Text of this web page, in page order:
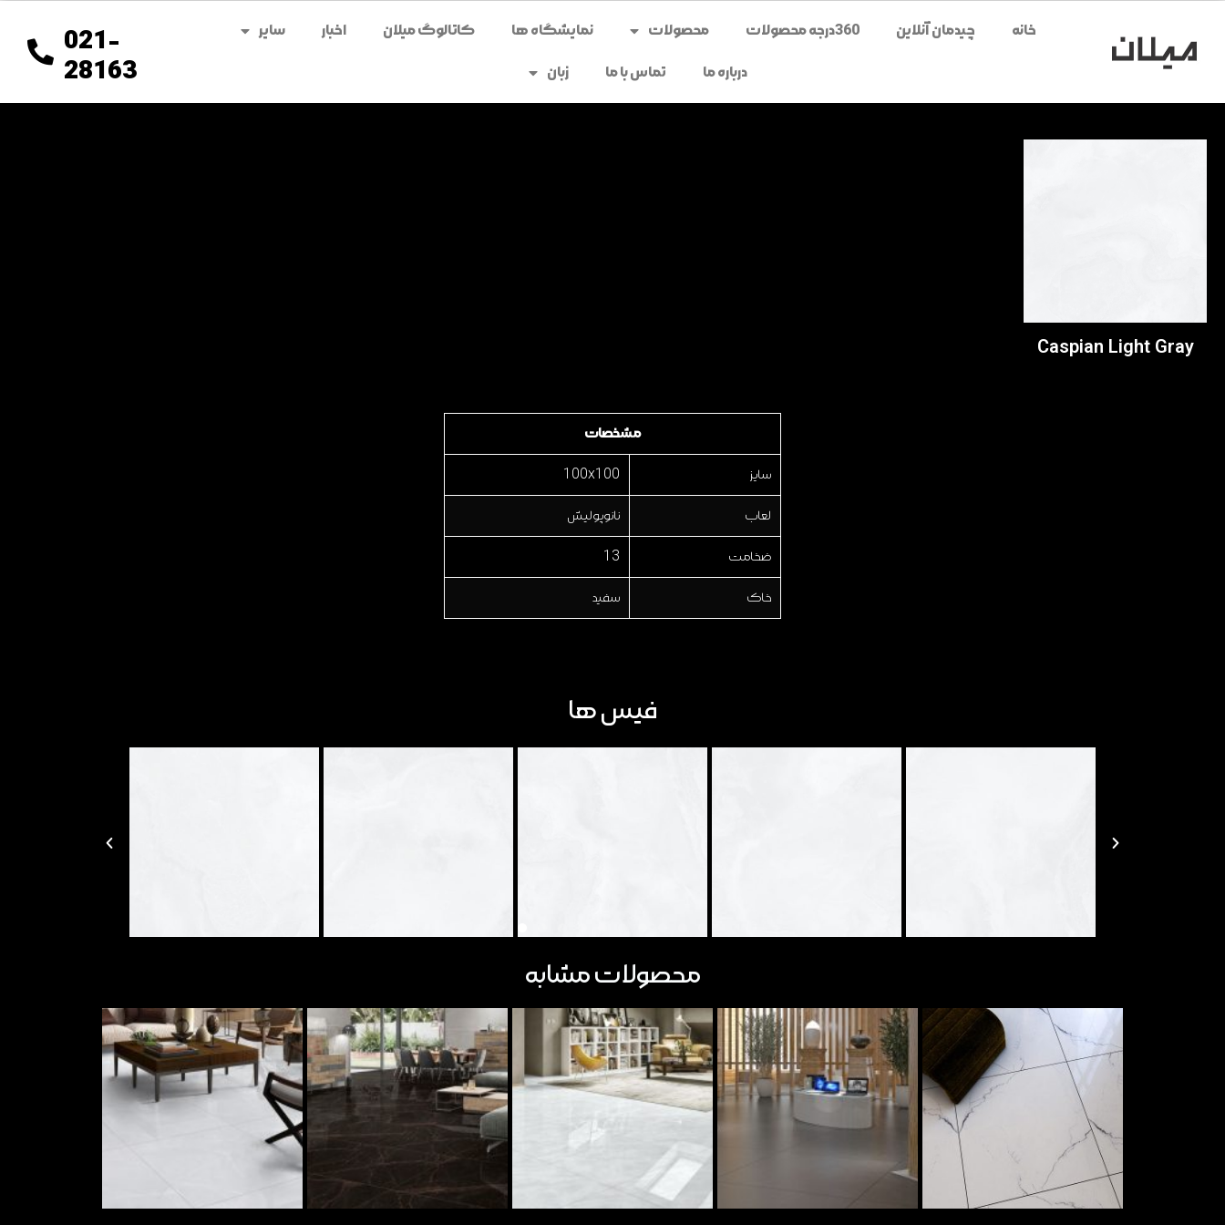
خانه چیدمان آنلاین 360درجه محصولات محصولات نمایشگاه ها کاتالوگ میلان اخبار سایر
درباره ما تماس با ما زبان
021-
28163
Caspian Light Gray
مشخصات
سایز 100x100
لعاب نانوپولیش
ضخامت 13
خاک سفید
فیس ها
محصولات مشابه